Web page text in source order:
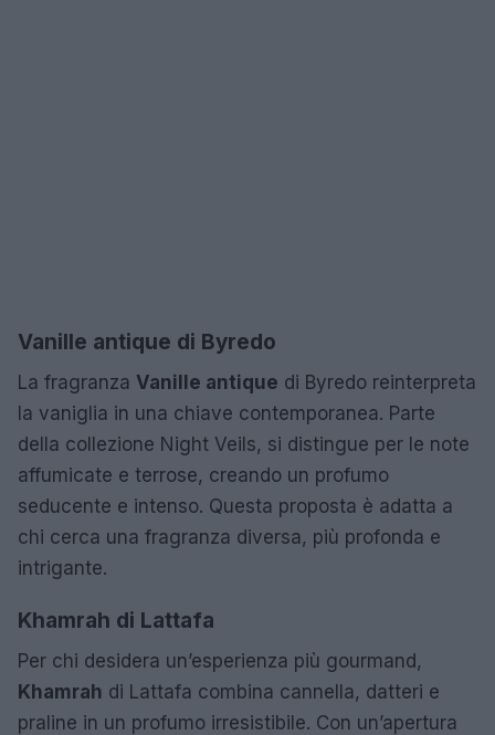
Vanille antique di Byredo
La fragranza Vanille antique di Byredo reinterpreta
la vaniglia in una chiave contemporanea. Parte
della collezione Night Veils, si distingue per le note
affumicate e terrose, creando un profumo
seducente e intenso. Questa proposta è adatta a
chi cerca una fragranza diversa, più profonda e
intrigante.
Khamrah di Lattafa
Per chi desidera un’esperienza più gourmand,
Khamrah di Lattafa combina cannella, datteri e
praline in un profumo irresistibile. Con un’apertura